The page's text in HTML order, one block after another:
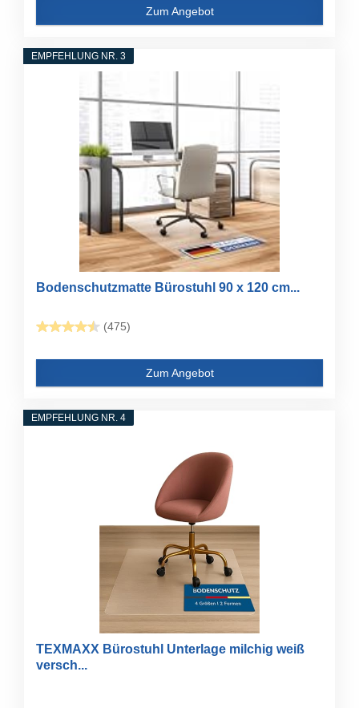
Zum Angebot
EMPFEHLUNG NR. 3
Bodenschutzmatte Bürostuhl 90 x 120 cm...
(475)
Zum Angebot
EMPFEHLUNG NR. 4
TEXMAXX Bürostuhl Unterlage milchig weiß
versch...